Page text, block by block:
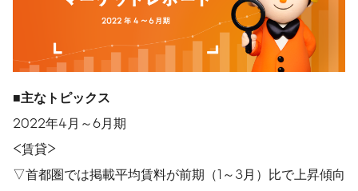
■主なトピックス
2022年4月～6月期
<賃貸>
▽首都圏では掲載平均賃料が前期（1～3月）比で上昇傾向